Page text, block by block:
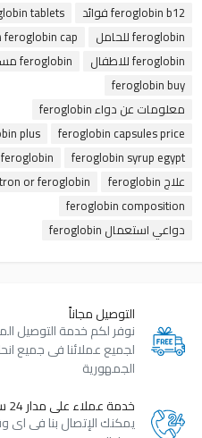
feroglobin b12 فوائد
tablets
feroglobin للحامل
feroglobin cap سعر
feroglobin للاطفال
feroglobin مستورد
feroglobin buy
معلومات عن دواء feroglobin
feroglobin capsules price
plus
feroglobin syrup egypt
feroglobin حبوب
علاج feroglobin
or feroglobin
feroglobin composition
دواعي استعمال feroglobin
التوصيل مجاناً
نوفر لكم خدمة التوصيل
لجميع عملائنا فى جميع
الجمهورية
خدمة عملاء على مدار 24 ساعة
يمكنك الإتصال بنا فى